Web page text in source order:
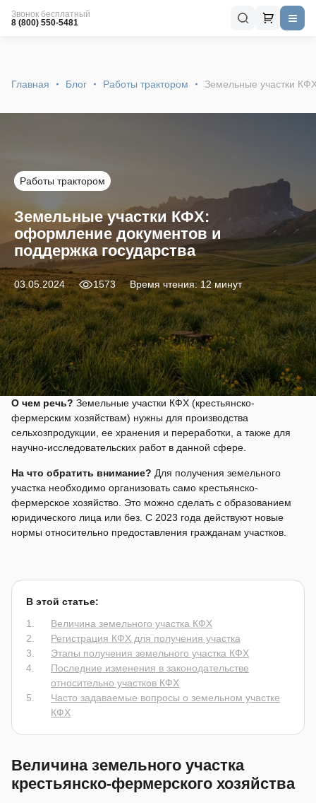
Звонок бесплатный
8 (800) 550-5481
Главная Блог Работы трактором Земельные участки
Работы трактором
Земельные участки КФХ:
оформление документов и
поддержка государства
03.05.2024 1573 Время чтения: 12 минут
О чем речь? Земельные участки КФХ (крестьянско-
фермерским хозяйствам) нужны для производства
сельхозпродукции, ее хранения и переработки, а также для
научно-исследовательских работ в данной сфере.
На что обратить внимание? Для получения земельного
участка необходимо организовать само крестьянско-
фермерское хозяйство. Это можно сделать с образованием
юридического лица или без. С 2023 года действуют новые
нормы относительно предоставления гражданам участков.
В этой статье:
Величина земельного участка КФХ
Регистрация КФХ для получения участка
Этапы получения земельного участка КФХ
Последние изменения в законодательстве
относительно участков КФХ
Часто задаваемые вопросы о земельном участке
КФХ
Величина земельного участка
крестьянско-фермерского хозяйства